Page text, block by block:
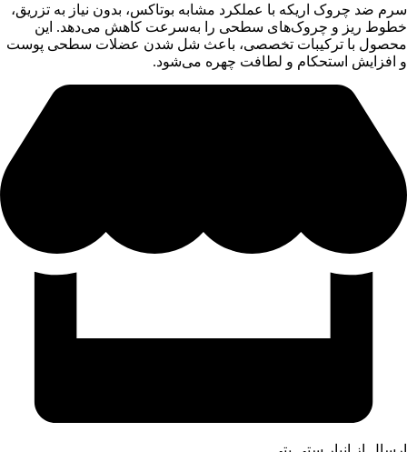
سرم ضد چروک اریکه با عملکرد مشابه بوتاکس، بدون نیاز به تزریق،
خطوط ریز و چروک‌های سطحی را به‌سرعت کاهش می‌دهد. این
محصول با ترکیبات تخصصی، باعث شل شدن عضلات سطحی پوست
و افزایش استحکام و لطافت چهره می‌شود.